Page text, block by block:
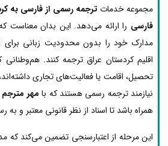
مجموعه خدمات ترجمه رسمی از فارسی به
فارسی را ارائه می‌دهد. این بدان معناست که
مدارک خود را بدون محدودیت زبانی برای
اقلیم کردستان عراق ترجمه کنند. هم‌وطنانی
تحصیل، اقامت یا فعالیت‌های تجاری
نیازمند ترجمه رسمی هستند که با مهر
همراه باشد تا اسناد از نظر قانونی معتبر و
این مرحله از اعتبارسنجی تضمین می‌کند که